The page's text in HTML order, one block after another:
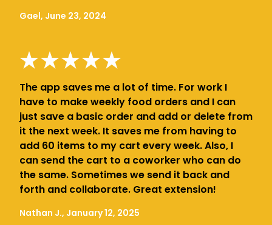
Gael, June 23, 2024
The app saves me a lot of time. For work I
have to make weekly food orders and I can
just save a basic order and add or delete from
it the next week. It saves me from having to
add 60 items to my cart every week. Also, I
can send the cart to a coworker who can do
the same. Sometimes we send it back and
forth and collaborate. Great extension!
Nathan J., January 12, 2025